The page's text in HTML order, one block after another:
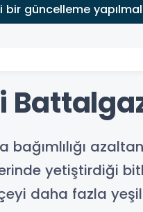
güncelleme
yetiştirdiği
daha fazla